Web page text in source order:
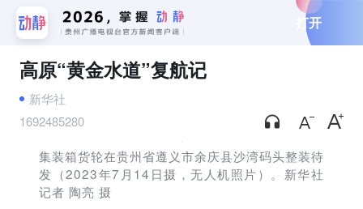
打开
高原“黄金水道”复航记
新华社
1692485280
集装箱货轮在贵州省遵义市余庆县沙湾码头整装待
发（2023年7月14日摄，无人机照片）。新华社
记者 陶亮 摄